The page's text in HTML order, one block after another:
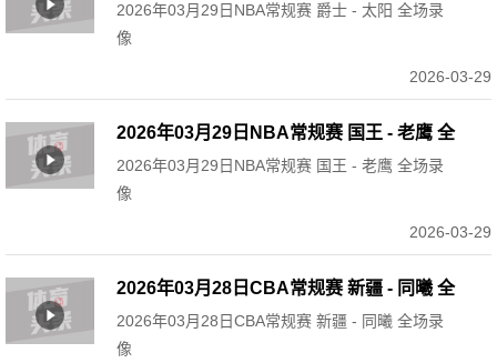
场录像
2026年03月29日NBA常规赛 爵士 - 太阳 全场录
像
2026-03-29
2026年03月29日NBA常规赛 国王 - 老鹰 全
场录像
2026年03月29日NBA常规赛 国王 - 老鹰 全场录
像
2026-03-29
2026年03月28日CBA常规赛 新疆 - 同曦 全
场录像
2026年03月28日CBA常规赛 新疆 - 同曦 全场录
像